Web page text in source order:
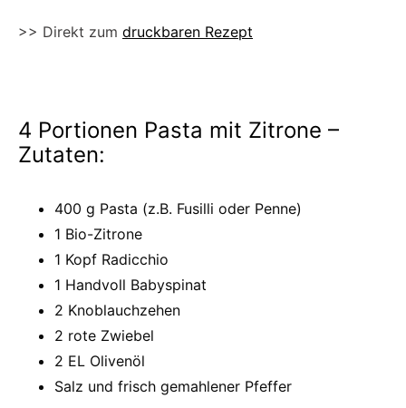
>> Direkt zum druckbaren Rezept
4 Portionen Pasta mit Zitrone –
Zutaten:
400 g Pasta (z.B. Fusilli oder Penne)
1 Bio-Zitrone
1 Kopf Radicchio
1 Handvoll Babyspinat
2 Knoblauchzehen
2 rote Zwiebel
2 EL Olivenöl
Salz und frisch gemahlener Pfeffer